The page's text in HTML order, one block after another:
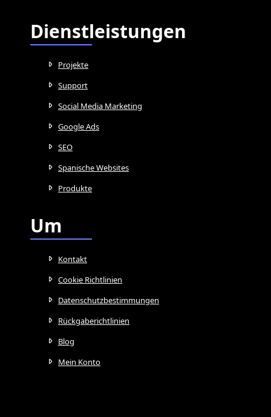
Dienstleistungen
Projekte
Support
Social Media Marketing
Google Ads
SEO
Spanische Websites
Produkte
Um
Kontakt
Cookie Richtlinien
Datenschutzbestimmungen
Rückgaberichtlinien
Blog
Mein Konto